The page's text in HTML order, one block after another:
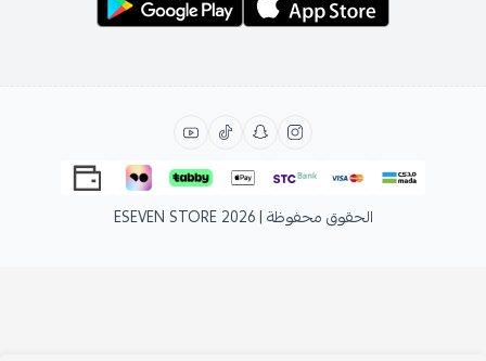
الحقوق محفوظة | 2026 ESEVEN STORE